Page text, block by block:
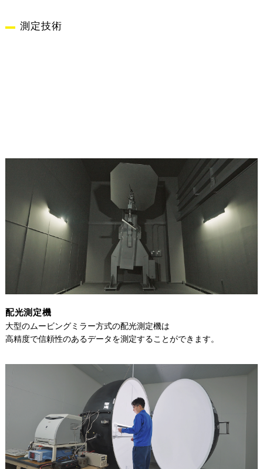
測定技術
配光測定機
大型のムービングミラー方式の配光測定機は
高精度で信頼性のあるデータを測定することができます。